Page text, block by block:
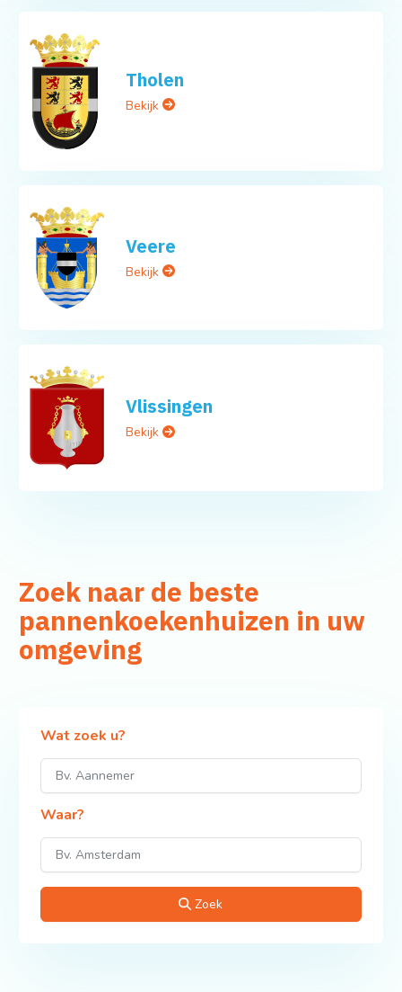
Tholen
Bekijk
Veere
Bekijk
Vlissingen
Bekijk
Zoek naar de beste
pannenkoekenhuizen in uw
omgeving
Wat zoek u?
Waar?
Zoek